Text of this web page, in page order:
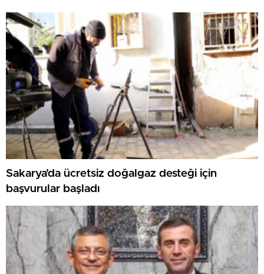
Sakarya’da ücretsiz doğalgaz desteği için
başvurular başladı